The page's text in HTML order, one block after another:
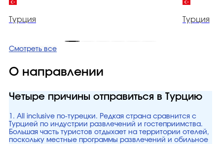
Турция Турция
Смотреть все
О направлении
Четыре причины отправиться в Турцию
1. All inclusive по-турецки. Редкая страна сравнится с
Турцией по индустрии развлечений и гостеприимства.
Большая часть туристов отдыхает на территории отелей,
поскольку местные программы развлечений и обильное